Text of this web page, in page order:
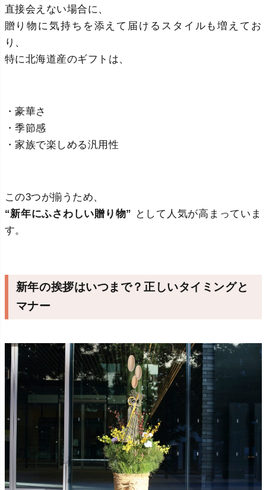
直接会えない場合に、
贈り物に気持ちを添えて届けるスタイルも増えてお
り、
特に北海道産のギフトは、
・豪華さ
・季節感
・家族で楽しめる汎用性
この3つが揃うため、
“新年にふさわしい贈り物” として人気が高まっていま
す。
新年の挨拶はいつまで？正しいタイミングと
マナー